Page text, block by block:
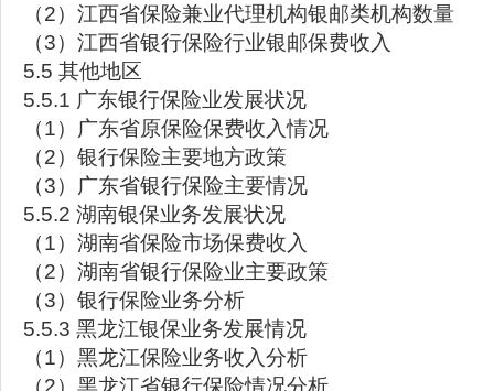
（2）江西省保险兼业代理机构银邮类机构数量
（3）江西省银行保险行业银邮保费收入
5.5 其他地区
5.5.1 广东银行保险业发展状况
（1）广东省原保险保费收入情况
（2）银行保险主要地方政策
（3）广东省银行保险主要情况
5.5.2 湖南银保业务发展状况
（1）湖南省保险市场保费收入
（2）湖南省银行保险业主要政策
（3）银行保险业务分析
5.5.3 黑龙江银保业务发展情况
（1）黑龙江保险业务收入分析
（2）黑龙江省银行保险情况分析